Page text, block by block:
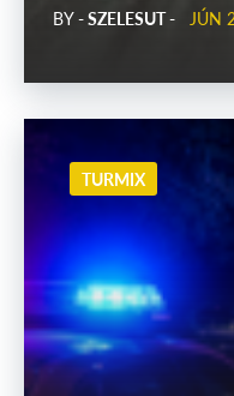
BY- SZELESUT - JÚN
TURMIX